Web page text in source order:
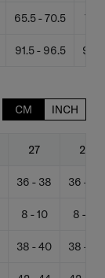
65.5 - 70.5
91.5 - 96.5
CM INCH
27 28
36 - 38 36 - 38
8 - 10 8 - 10
38 - 40 38 - 40